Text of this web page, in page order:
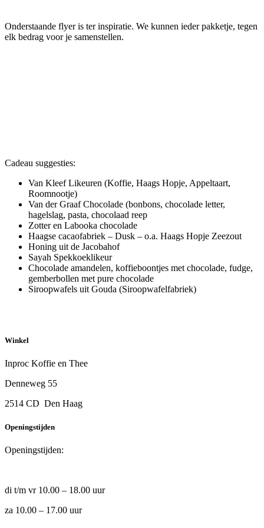
Onderstaande flyer is ter inspiratie. We kunnen ieder pakketje, tegen
elk bedrag voor je samenstellen.
Cadeau suggesties:
Van Kleef Likeuren (Koffie, Haags Hopje, Appeltaart,
Roomnootje)
Van der Graaf Chocolade (bonbons, chocolade letter,
hagelslag, pasta, chocolaad reep
Zotter en Labooka chocolade
Haagse cacaofabriek – Dusk – o.a. Haags Hopje Zeezout
Honing uit de Jacobahof
Sayah Spekkoeklikeur
Chocolade amandelen, koffieboontjes met chocolade, fudge,
gemberbollen met pure chocolade
Siroopwafels uit Gouda (Siroopwafelfabriek)
Winkel
Inproc Koffie en Thee
Denneweg 55
2514 CD Den Haag
Openingstijden
Openingstijden:
di t/m vr 10.00 – 18.00 uur
za 10.00 – 17.00 uur